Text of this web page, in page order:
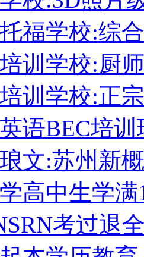
福学校:综
训学校:厨
训学校:正
语BEC培训
文:苏州新
高中生学满
考过退